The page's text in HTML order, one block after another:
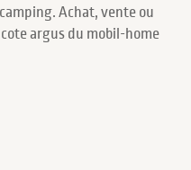
Achat, vente ou
argus du mobil-home